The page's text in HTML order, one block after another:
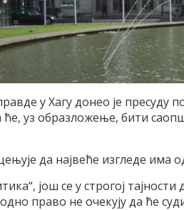
у Хагу донео је пресуду
ће, уз образложење, бити
да највеће изгледе има
још се у строгој
право не очекују да ће